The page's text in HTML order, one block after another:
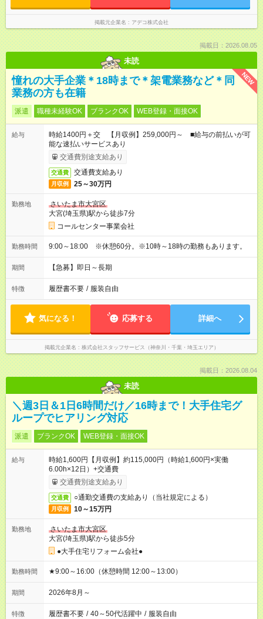
掲載元企業名 アデコ株式会社
掲載日：2026.08.05
未読
NEW
憧れの大手企業＊18時まで＊架電業務など＊同
業務の方も在籍
派遣 職種未経験OK ブランクOK WEB登録・面接OK
給与
時給1400円＋交 【月収例】259,000円～ ■給与の前払いが可
能な速払いサービスあり
交通費別途支給あり
交通費 交通費支給あり
月収例 25～30万円
勤務地
さいたま市大宮区
大宮(埼玉県)駅から徒歩7分
コールセンター事業会社
勤務時間 9:00～18:00 ※休憩60分。※10時～18時の勤務もあります。
期間 【急募】即日～長期
特徴 履歴書不要 / 服装自由
気になる！ 応募する 詳細へ
掲載元企業名 株式会社スタッフサービス（神奈川・千葉・埼玉エリア）
掲載日：2026.08.04
未読
＼週3日＆1日6時間だけ／16時まで！大手住宅グ
ループでヒアリング対応
派遣 ブランクOK WEB登録・面接OK
給与
時給1,600円【月収例】約115,000円（時給1,600円×実働
6.00h×12日）+交通費
交通費別途支給あり
交通費 ○通勤交通費の支給あり（当社規定による）
月収例 10～15万円
勤務地
さいたま市大宮区
大宮(埼玉県)駅から徒歩5分
●大手住宅リフォーム会社●
勤務時間 ★9:00～16:00（休憩時間 12:00～13:00）
期間 2026年8月～
特徴 履歴書不要 / 40～50代活躍中 / 服装自由